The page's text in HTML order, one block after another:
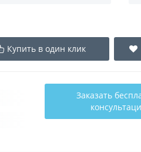
Купить в один клик
Заказать